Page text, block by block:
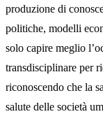
produzione di
politiche, modelli
solo capire meglio
transdisciplinare per
riconoscendo che la
salute delle società